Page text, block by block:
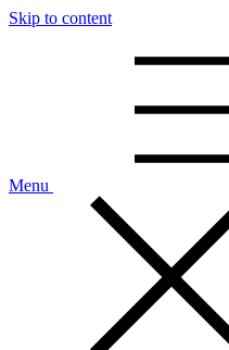
Skip to content
Menu